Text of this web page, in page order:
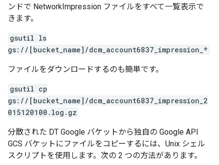
ンドで NetworkImpression ファイルをすべて一覧表示で
きます。
gsutil ls
gs://[bucket_name]/dcm_account6837_impression_*
ファイルをダウンロードするのも簡単です。
gsutil cp
gs://[bucket_name]/dcm_account6837_impression_2
015120100.log.gz
分散された DT Google バケットから独自の Google API
GCS バケットにファイルをコピーするには、Unix シェル
スクリプトを使用します。次の 2 つの方法があります。